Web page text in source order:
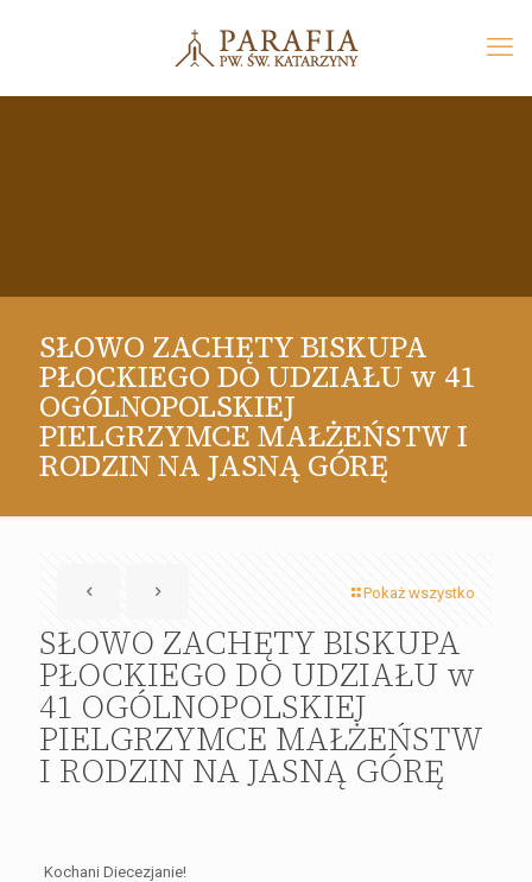
SŁOWO ZACHĘTY BISKUPA
PŁOCKIEGO DO UDZIAŁU w 41
OGÓLNOPOLSKIEJ
PIELGRZYMCE MAŁŻEŃSTW I
RODZIN NA JASNĄ GÓRĘ
Pokaż wszystko
SŁOWO ZACHĘTY BISKUPA
PŁOCKIEGO DO UDZIAŁU w
41 OGÓLNOPOLSKIEJ
PIELGRZYMCE MAŁŻEŃSTW
I RODZIN NA JASNĄ GÓRĘ
Kochani Diecezjanie!